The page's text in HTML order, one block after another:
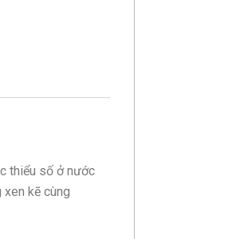
thiểu số ở nước
xen kẽ cùng